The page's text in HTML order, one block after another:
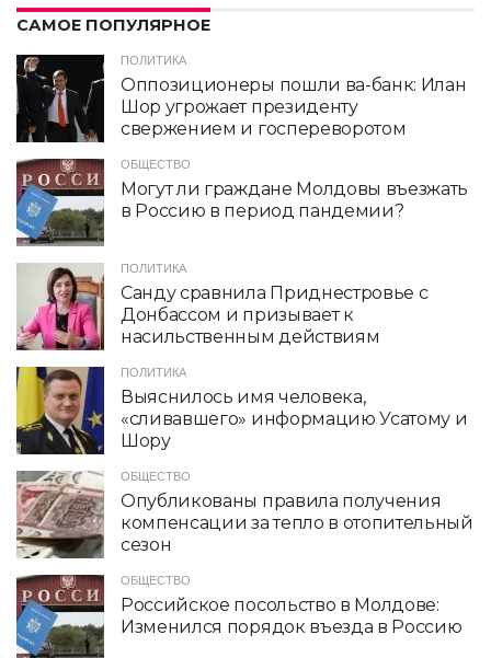
САМОЕ ПОПУЛЯРНОЕ
ПОЛИТИКА
Оппозиционеры пошли ва-банк: Илан
Шор угрожает президенту
свержением и госпереворотом
ОБЩЕСТВО
Могут ли граждане Молдовы въезжать
в Россию в период пандемии?
ПОЛИТИКА
Санду сравнила Приднестровье с
Донбассом и призывает к
насильственным действиям
ПОЛИТИКА
Выяснилось имя человека,
«сливавшего» информацию Усатому и
Шору
ОБЩЕСТВО
Опубликованы правила получения
компенсации за тепло в отопительный
сезон
ОБЩЕСТВО
Российское посольство в Молдове:
Изменился порядок въезда в Россию